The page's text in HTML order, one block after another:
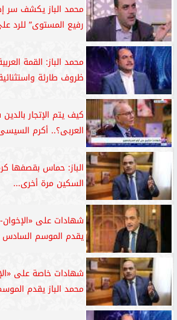
محمد الباز يكشف سر
رفيع المستوى” للرد
محمد الباز: القمة
ظروف طارئة
كيف يتم الإتجار
العربى؟.. أكرم
الباز: حماس بقصفها
السكين مرة أخرى...
شهادات على
يقدم الموسم السادس
شهادات خاصة على
محمد الباز يقدم